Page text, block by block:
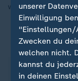
wartender Züge
ZDFheute auf
unserer
Einwilligung
"Einstellungen/
Zwecken du
welchen nicht.
kannst du
in deinen